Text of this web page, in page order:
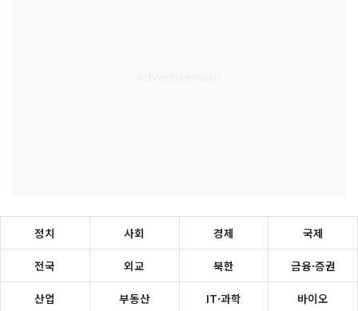
정치 사회 경제 국제
전국 외교 북한 금융·증권
산업 부동산 IT·과학 바이오